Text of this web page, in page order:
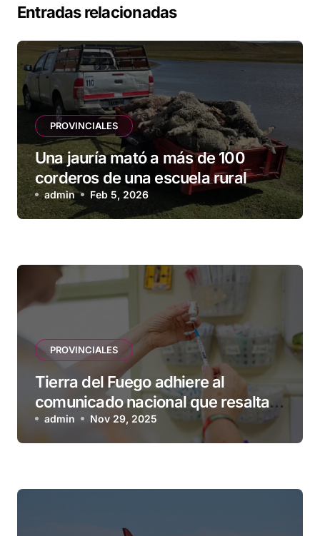
Entradas relacionadas
PROVINCIALES
Una jauría mató a más de 100
corderos de una escuela rural
admin Feb 5, 2026
PROVINCIALES
Tierra del Fuego adhiere al
comunicado nacional que resalta
la seguridad y eficacia de las
vacunas
admin Nov 29, 2025